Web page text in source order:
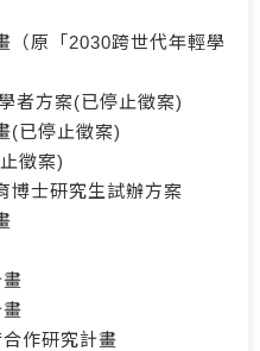
（原「2030跨世代年輕學
者方案(已停止徵案)
(已停止徵案)
徵案)
博士研究生試辦方案
作研究計畫